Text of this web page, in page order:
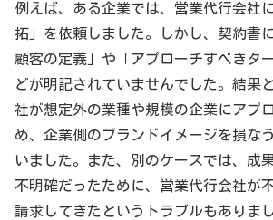
例えば、ある企業では、営業代行会社
拓」を依頼しました。しかし、契約書
顧客の定義」や「アプローチすべきタ
どが明記されていませんでした。結果
社が想定外の業種や規模の企業にアプ
め、企業側のブランドイメージを損な
いました。また、別のケースでは、成
不明確だったために、営業代行会社が
請求してきたというトラブルもありま